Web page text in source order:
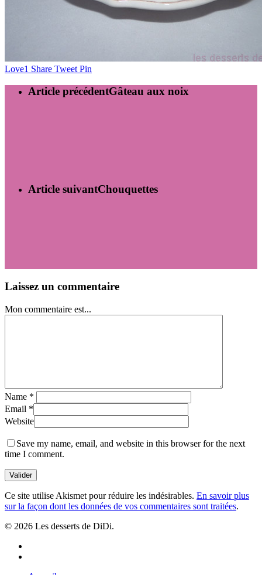
Love1 Share Tweet Pin
Article précédentGâteau aux noix
Article suivantChouquettes
Laissez un commentaire
Mon commentaire est...
Name *
Email *
Website
Save my name, email, and website in this browser for the next
time I comment.
Ce site utilise Akismet pour réduire les indésirables. En savoir plus
sur la façon dont les données de vos commentaires sont traitées.
© 2026 Les desserts de DiDi.